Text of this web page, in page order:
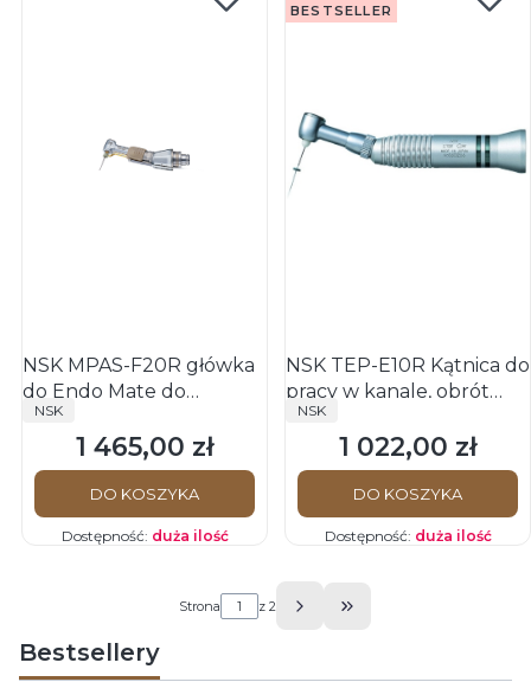
NSK MPAS-F20R główka
do Endo Mate do
podłączenia do
endometru
PRODUCENT
NSK
Cena
1 465,00 zł
DO KOSZYKA
Dostępność: duża ilość
BESTSELLER
NSK TEP-E10R Kątnica do
pracy w kanale, obrót
twist 60 stopni, redukcja
10-krotna
PRODUCENT
NSK
Cena
1 022,00 zł
DO KOSZYKA
Dostępność: duża ilość
Strona z 2
Przejdź do ostatniej
Bestsellery